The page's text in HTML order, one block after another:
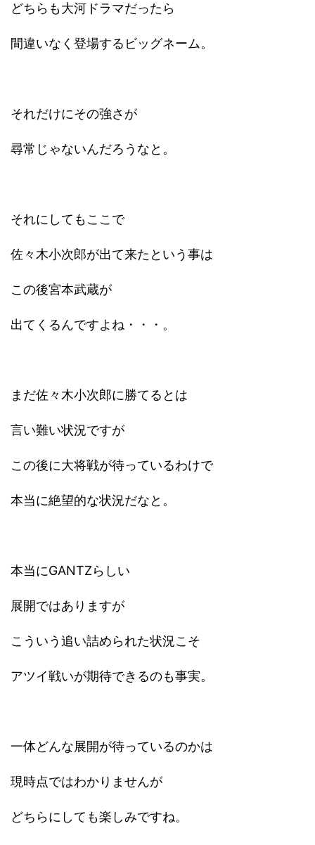
どちらも大河ドラマだったら
間違いなく登場するビッグネーム。
それだけにその強さが
尋常じゃないんだろうなと。
それにしてもここで
佐々木小次郎が出て来たという事は
この後宮本武蔵が
出てくるんですよね・・・。
まだ佐々木小次郎に勝てるとは
言い難い状況ですが
この後に大将戦が待っているわけで
本当に絶望的な状況だなと。
本当にGANTZらしい
展開ではありますが
こういう追い詰められた状況こそ
アツイ戦いが期待できるのも事実。
一体どんな展開が待っているのかは
現時点ではわかりませんが
どちらにしても楽しみですね。